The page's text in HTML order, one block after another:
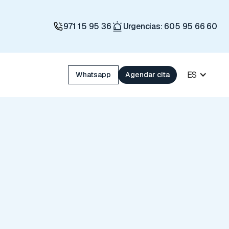
971 15 95 36 Urgencias: 605 95 66 60
Whatsapp Agendar cita ES